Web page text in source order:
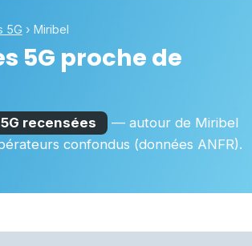
5G › Miribel
5G proche de
recensées — autour de Miribel
confondus (données ANFR).